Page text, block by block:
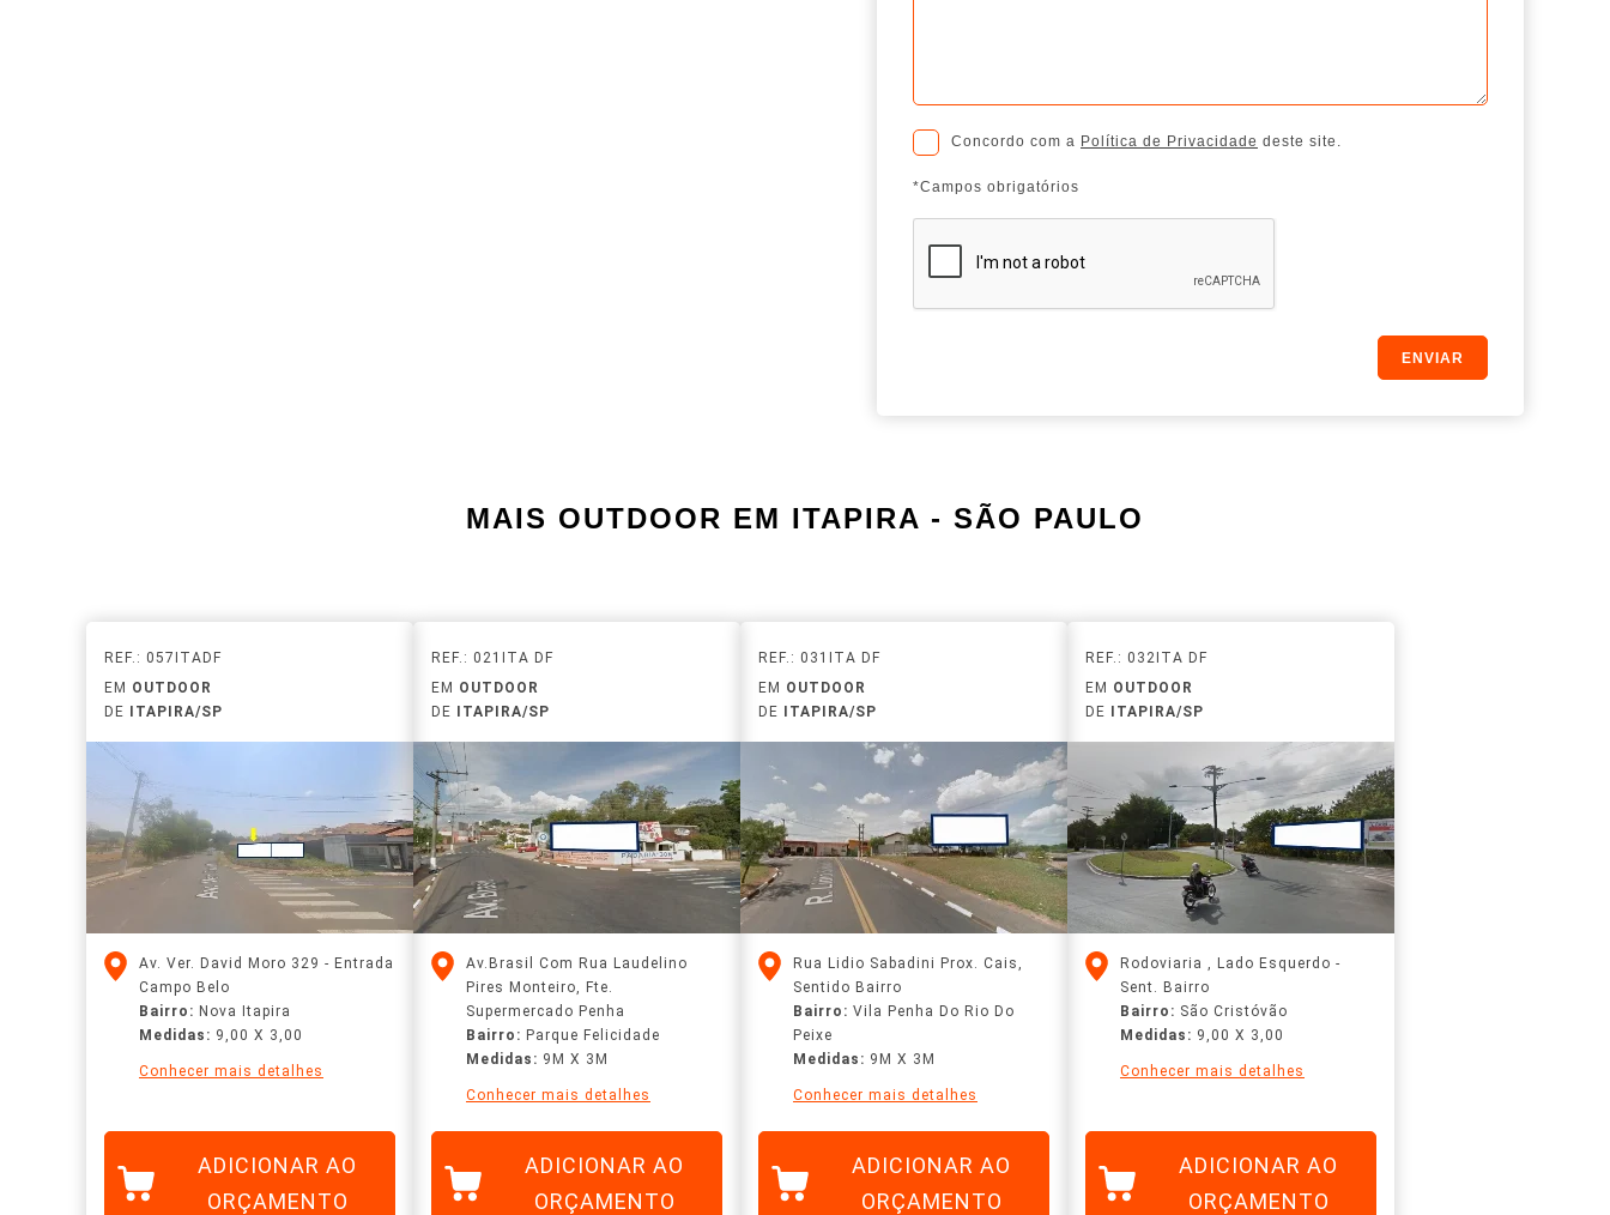
Concordo com a Política de Privacidade deste site.
*Campos obrigatórios
MAIS OUTDOOR EM ITAPIRA - SÃO PAULO
REF.: 057ITADF
EM OUTDOOR
DE ITAPIRA/SP
Av. Ver. David Moro 329 - Entrada
Campo Belo
Bairro: Nova Itapira
Medidas: 9,00 X 3,00
Conhecer mais detalhes
ADICIONAR AO
ORÇAMENTO
REF.: 021ITA DF
EM OUTDOOR
DE ITAPIRA/SP
Av.brasil Com Rua Laudelino
Pires Monteiro, Fte.
Supermercado Penha
Bairro: Parque Felicidade
Medidas: 9M X 3M
Conhecer mais detalhes
ADICIONAR AO
ORÇAMENTO
REF.: 031ITA DF
EM OUTDOOR
DE ITAPIRA/SP
Rua Lidio Sabadini Prox. Cais,
Sentido Bairro
Bairro: Vila Penha Do Rio Do
Peixe
Medidas: 9M X 3M
Conhecer mais detalhes
ADICIONAR AO
ORÇAMENTO
REF.: 032ITA DF
EM OUTDOOR
DE ITAPIRA/SP
Rodoviaria , Lado Esquerdo -
Sent. Bairro
Bairro: São Cristóvão
Medidas: 9,00 X 3,00
Conhecer mais detalhes
ADICIONAR AO
ORÇAMENTO